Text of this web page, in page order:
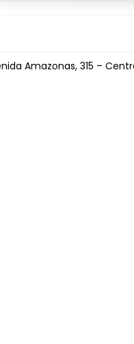
Amazonas, 315 –